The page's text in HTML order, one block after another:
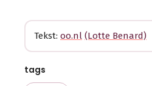
Tekst: oo.nl (Lotte Benard)
tags